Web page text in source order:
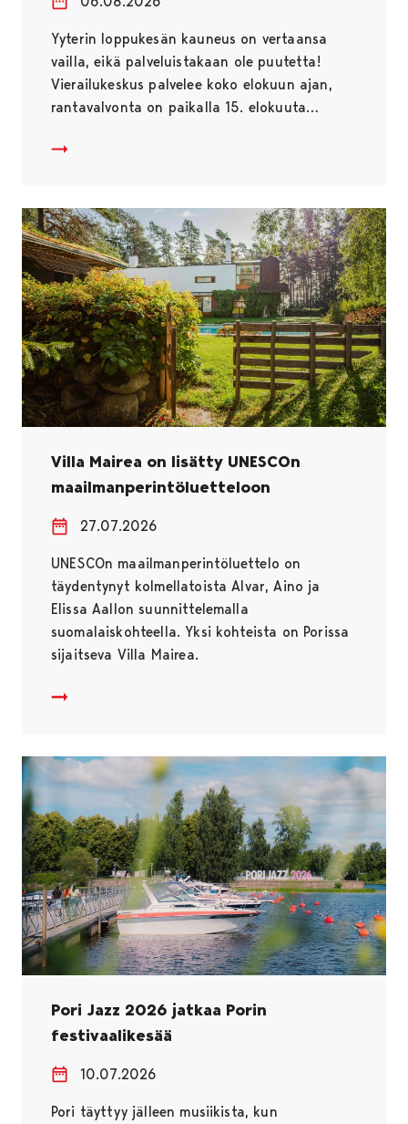
Yyterin loppukesän kauneus on vertaansa
vailla, eikä palveluistakaan ole puutetta!
Vierailukeskus palvelee koko elokuun ajan,
rantavalvonta on paikalla 15. elokuuta…
Vielä on Yyteri-kesää jäljellä!
Villa Mairea on lisätty UNESCOn
maailmanperintöluetteloon
27.07.2026
UNESCOn maailmanperintöluettelo on
täydentynyt kolmellatoista Alvar, Aino ja
Elissa Aallon suunnittelemalla
suomalaiskohteella. Yksi kohteista on Porissa
sijaitseva Villa Mairea.
Villa Mairea on lisätty UNESCOn
Pori Jazz 2026 jatkaa Porin
festivaalikesää
10.07.2026
Pori täyttyy jälleen musiikista, kun